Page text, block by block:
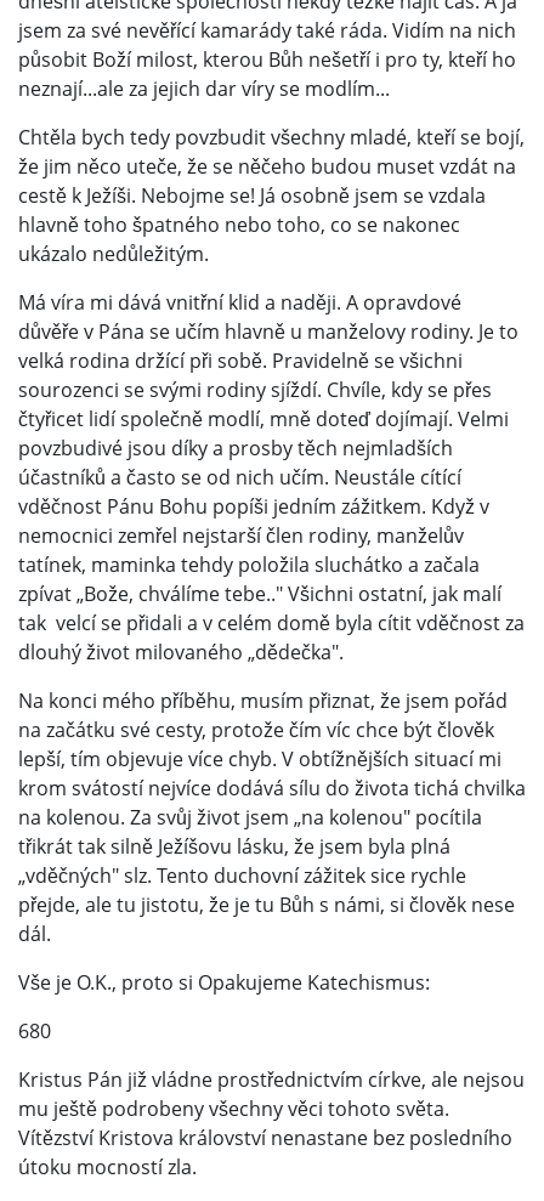
jsem za své nevěřící kamarády také ráda. Vidím na nich
působit Boží milost, kterou Bůh nešetří i pro ty, kteří ho
neznají...ale za jejich dar víry se modlím...
Chtěla bych tedy povzbudit všechny mladé, kteří se bojí,
že jim něco uteče, že se něčeho budou muset vzdát na
cestě k Ježíši. Nebojme se! Já osobně jsem se vzdala
hlavně toho špatného nebo toho, co se nakonec
ukázalo nedůležitým.
Má víra mi dává vnitřní klid a naději. A opravdové
důvěře v Pána se učím hlavně u manželovy rodiny. Je to
velká rodina držící při sobě. Pravidelně se všichni
sourozenci se svými rodiny sjíždí. Chvíle, kdy se přes
čtyřicet lidí společně modlí, mně doteď dojímají. Velmi
povzbudivé jsou díky a prosby těch nejmladších
účastníků a často se od nich učím. Neustále cítící
vděčnost Pánu Bohu popíši jedním zážitkem. Když v
nemocnici zemřel nejstarší člen rodiny, manželův
tatínek, maminka tehdy položila sluchátko a začala
zpívat „Bože, chválíme tebe.." Všichni ostatní, jak malí
tak velcí se přidali a v celém domě byla cítit vděčnost za
dlouhý život milovaného „dědečka".
Na konci mého příběhu, musím přiznat, že jsem pořád
na začátku své cesty, protože čím víc chce být člověk
lepší, tím objevuje více chyb. V obtížnějších situací mi
krom svátostí nejvíce dodává sílu do života tichá chvilka
na kolenou. Za svůj život jsem „na kolenou" pocítila
třikrát tak silně Ježíšovu lásku, že jsem byla plná
„vděčných" slz. Tento duchovní zážitek sice rychle
přejde, ale tu jistotu, že je tu Bůh s námi, si člověk nese
dál.
Vše je O.K., proto si Opakujeme Katechismus:
680
Kristus Pán již vládne prostřednictvím církve, ale nejsou
mu ještě podrobeny všechny věci tohoto světa.
Vítězství Kristova království nenastane bez posledního
útoku mocností zla.